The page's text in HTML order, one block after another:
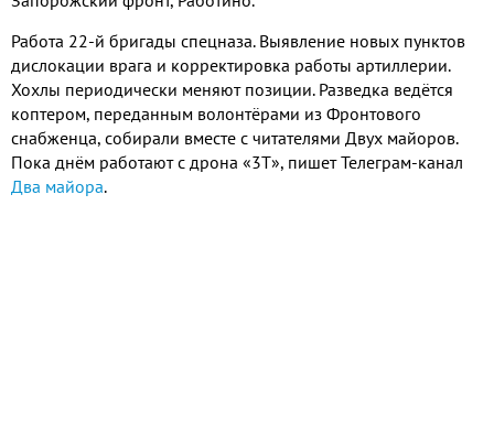
Работа 22-й бригады спецназа. Выявление новых пунктов
дислокации врага и корректировка работы артиллерии.
Хохлы периодически меняют позиции. Разведка ведётся
коптером, переданным волонтёрами из Фронтового
снабженца, собирали вместе с читателями Двух майоров.
Пока днём работают с дрона «3Т», пишет Телеграм-канал
Два майора.